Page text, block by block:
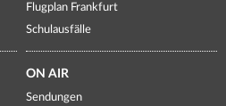
Flugplan Frankfurt
Schulausfälle
ON AIR
Sendungen